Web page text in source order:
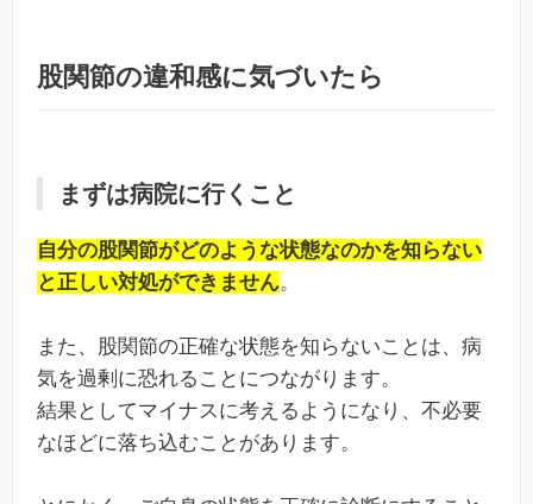
股関節の違和感に気づいたら
まずは病院に行くこと
自分の股関節がどのような状態なのかを知らない
と正しい対処ができません。
また、股関節の正確な状態を知らないことは、病
気を過剰に恐れることにつながります。
結果としてマイナスに考えるようになり、不必要
なほどに落ち込むことがあります。